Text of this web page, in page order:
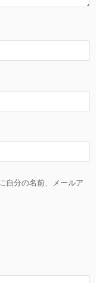
自分の名前、メールア